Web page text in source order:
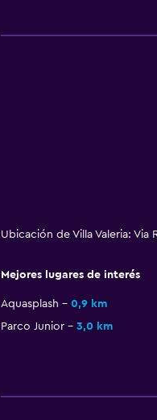
Ubicación de Villa Valeria:
Mejores lugares de interés
Aquasplash 0,9 km
Parco Junior
3,0 km